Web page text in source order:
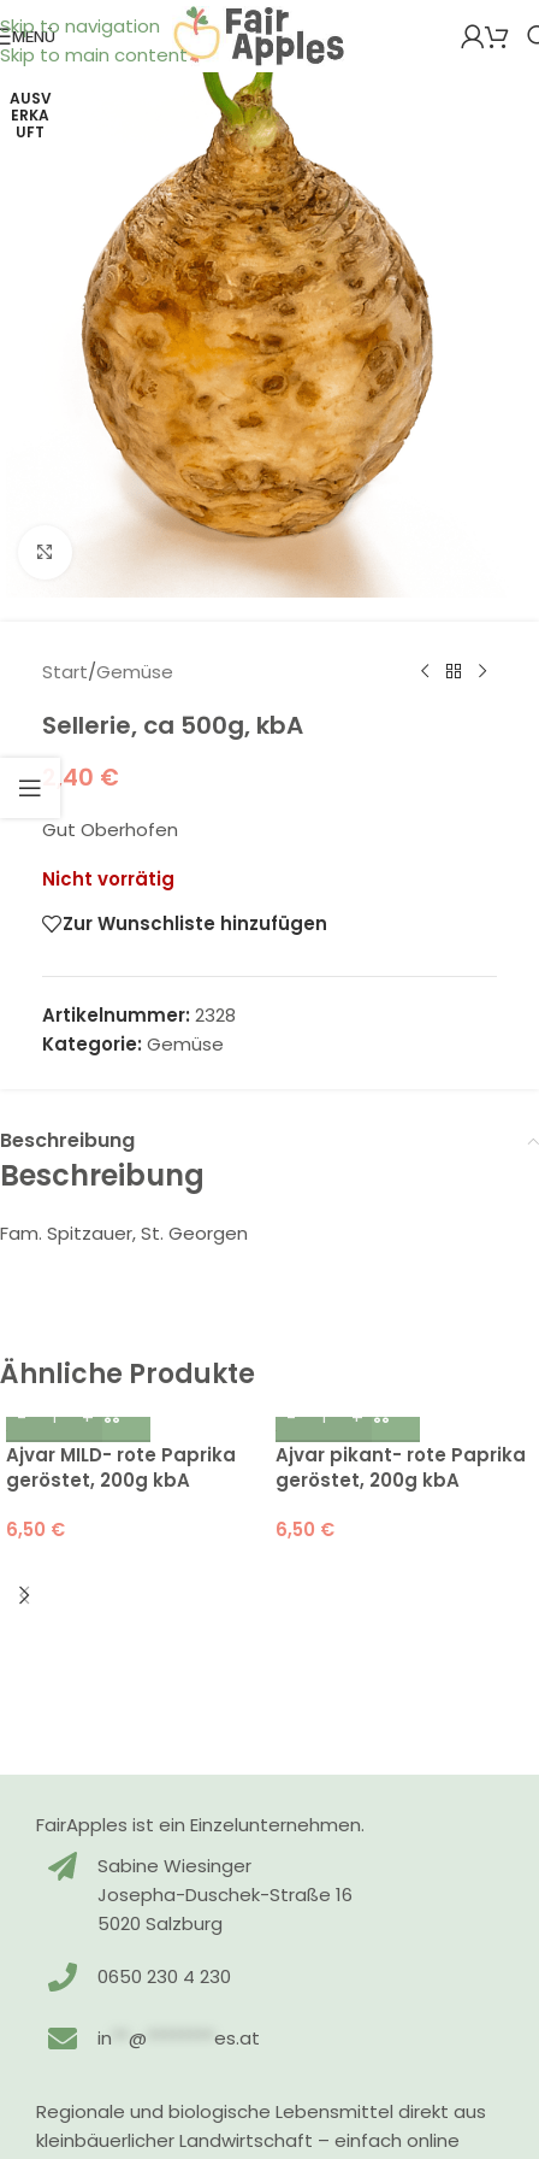
Skip to navigation
Skip to main content
MENÜ
AUSV
ERKA
UFT
Klick zum Vergrößern
Start/Gemüse
Sellerie, ca 500g, kbA
2,40 €
Gut Oberhofen
Nicht vorrätig
Zur Wunschliste hinzufügen
Artikelnummer: 2328
Kategorie: Gemüse
Beschreibung
Beschreibung
Fam. Spitzauer, St. Georgen
Ähnliche Produkte
Ajvar MILD- rote Paprika
geröstet, 200g kbA
6,50 €
Ajvar pikant- rote Paprika
geröstet, 200g kbA
6,50 €
FairApples ist ein Einzelunternehmen.
Sabine Wiesinger
Josepha-Duschek-Straße 16
5020 Salzburg
0650 230 4 230
in **@ ********es.at
Regionale und biologische Lebensmittel direkt aus
kleinbäuerlicher Landwirtschaft – einfach online